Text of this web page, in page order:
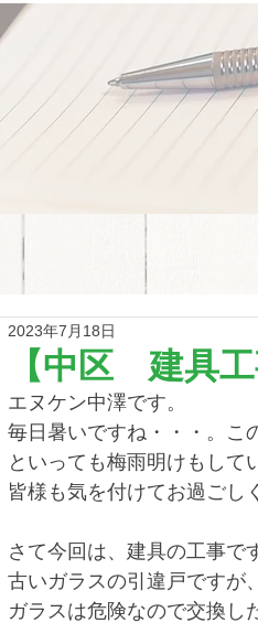
【中区 建具工
2023年7月18日
エヌケン中澤です。
毎日暑いですね・・・。こ
といっても梅雨明けもして
皆様も気を付けてお過ごし
さて今回は、建具の工事で
古いガラスの引違戸ですが
ガラスは危険なので交換し